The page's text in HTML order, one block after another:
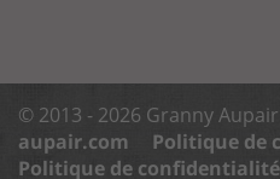
© 2013 - 2026 Granny
aupair.com
Politique de
Politique de